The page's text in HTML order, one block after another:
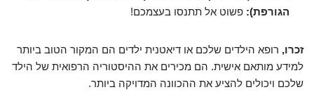
הגורפת): פשוט אל תתנסו בעצמכם!
זכרו, רופא הילדים שלכם או דיאטנית ילדים הם המקור הטוב ביותר
למידע מותאם אישית. הם מכירים את ההיסטוריה הרפואית של הילד
שלכם ויכולים להציע את ההכוונה המדויקה ביותר.